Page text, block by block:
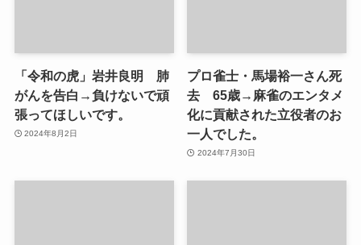
「令和の虎」岩井良明 肺
がんを告白→負けないで頑
張ってほしいです。
2024年8月2日
プロ雀士・馬場裕一さん死
去 65歳→麻雀のエンタメ
化に貢献された立役者のお
一人でした。
2024年7月30日